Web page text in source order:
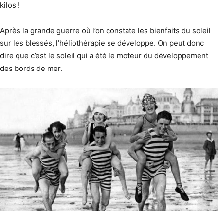
kilos !
Après la grande guerre où l’on constate les bienfaits du soleil
sur les blessés, l’héliothérapie se développe. On peut donc
dire que c’est le soleil qui a été le moteur du développement
des bords de mer.